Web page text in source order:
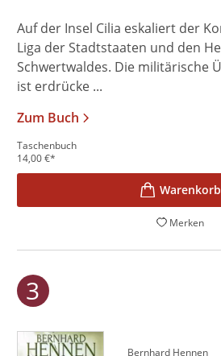
Auf der Insel Cilia eskaliert der
Liga der Stadtstaaten und den
Schwertwaldes. Die militärische
ist erdrücke ...
Zum Buch
Taschenbuch
14,00€*
Merken
Bernhard Hennen